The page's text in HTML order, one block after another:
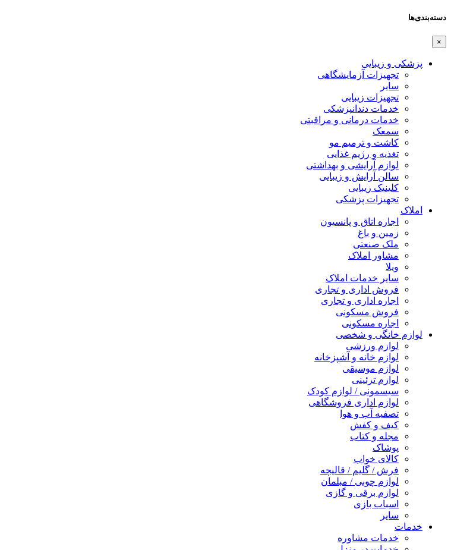
دسته‌بندی‌ها
×
پزشکی و زیبایی
تجهیزات آزمایشگاهی
سایر
تجهیزات زیبایی
خدمات دندانپزشکی
خدمات درمانی و مراقبتی
سمعک
کاشت و ترمیم مو
تغذیه و رژیم غذایی
لوازم آرایشی و بهداشتی
سالن آرایش و زیبایی
کلینیک زیبایی
تجهیزات پزشکی
املاک
اجاره اتاق و پانسیون
زمین و باغ
ملک صنعتی
مشاور املاک
ویلا
سایر خدمات املاک
فروش اداری و تجاری
اجاره اداری و تجاری
فروش مسکونی
اجاره مسکونی
لوازم خانگی و شخصی
لوازم ورزشی
لوازم خانه و آشپزخانه
لوازم موسیقی
لوازم تزئینی
سیسمونی / لوازم کودک
لوازم اداری فروشگاهی
تصفیه آب و هوا
کیف و کفش
مجله و کتاب
پوشاک
کالای خواب
فرش / گلیم / قالیچه
لوازم چوبی / مبلمان
لوازم برقی و گازی
اسباب بازی
سایر
خدمات
خدمات مشاوره